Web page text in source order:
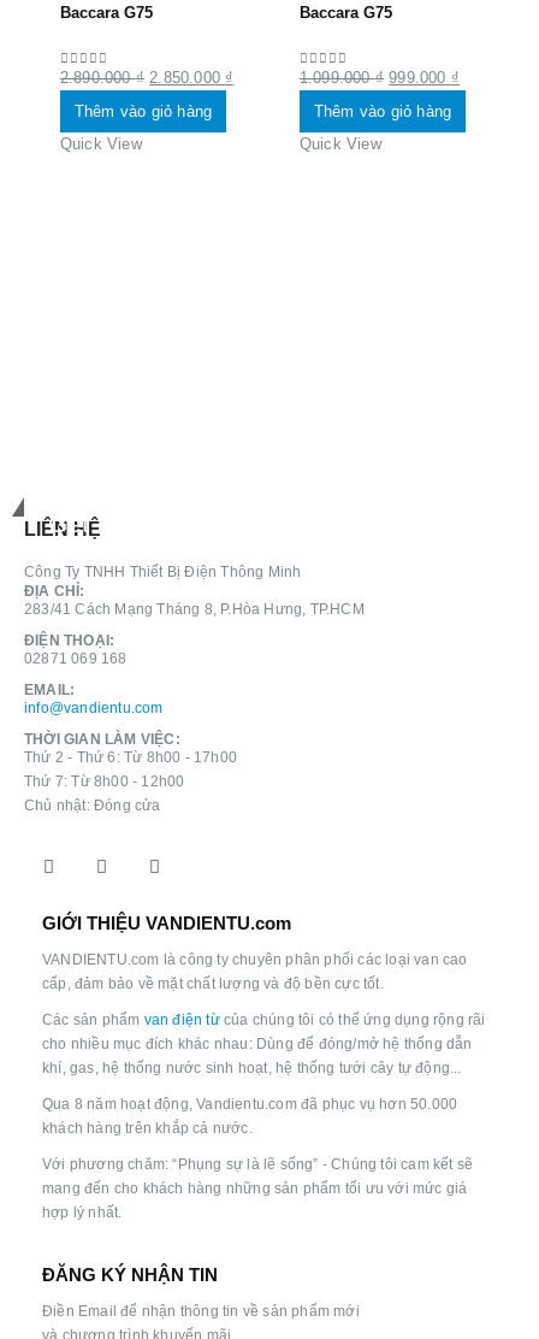
Baccara G75
0out of 5
2.890.000₫ Giá
gốc
là:
2.850.000 ₫
Thêm vào giỏ hàng
Quick View
Baccara G75
0out of 5
1.099.000₫ Giá
gốc
là:
999.000 ₫
Thêm vào giỏ hàng
Quick View
Get in touch
LIÊN HỆ
Công Ty TNHH Thiết Bị Điện Thông Minh
ĐỊA CHỈ:
283/41 Cách Mạng Tháng 8, P.Hòa Hưng, TP.HCM
ĐIỆN THOẠI:
02871 069 168
EMAIL:
info@vandientu.com
THỜI GIAN LÀM VIỆC:
Thứ 2 - Thứ 6: Từ 8h00 - 17h00
Thứ 7: Từ 8h00 - 12h00
Chủ nhật: Đóng cửa
GIỚI THIỆU VANDIENTU.com
VANDIENTU.com là công ty chuyên phân phối các loại van cao
cấp, đảm bảo về mặt chất lượng và độ bền cực tốt.
Các sản phẩm van điện từcủa chúng tôi có thể ứng dụng rộng rãi
cho nhiều mục đích khác nhau: Dùng để đóng/mở hệ thống dẫn
khí, gas, hệ thống nước sinh hoạt, hệ thống tưới cây tự động...
Qua 8 năm hoạt động, Vandientu.com đã phục vụ hơn 50.000
khách hàng trên khắp cả nước.
Với phương chăm: “Phụng sự là lẽ sống” - Chúng tôi cam kết sẽ
mang đến cho khách hàng những sản phẩm tối ưu với mức giá
hợp lý nhất.
ĐĂNG KÝ NHẬN TIN
Điền Email để nhận thông tin về sản phẩm mới
và chương trình khuyến mãi.